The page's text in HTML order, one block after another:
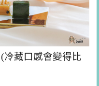
冷藏口感會變得比